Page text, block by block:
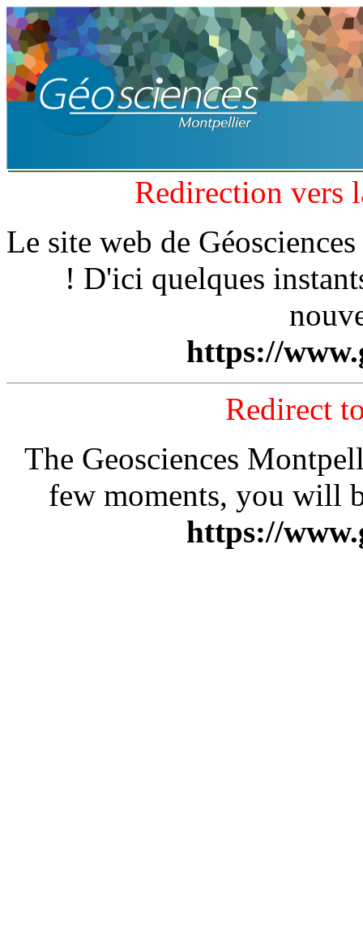
Redirection vers
Le site web de
! D'ici quelques
https://
Redirect
The Geosciences
few moments, you will
https://